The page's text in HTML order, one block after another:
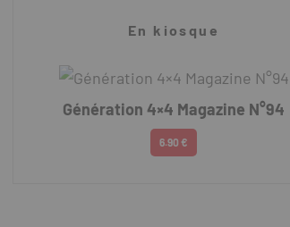
En kiosque
Génération 4×4 Magazine N°94
6.90 €